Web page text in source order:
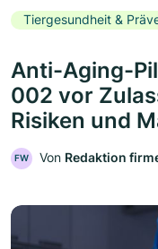
Tiergesundheit &
Anti-Aging-
002 vor
Risiken und
FW Von Redaktion